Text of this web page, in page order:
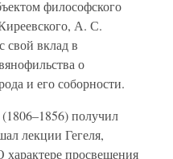
философского
А. С.
свой вклад в
о
и его соборности.
получил
лекции Гегеля,
просвещения